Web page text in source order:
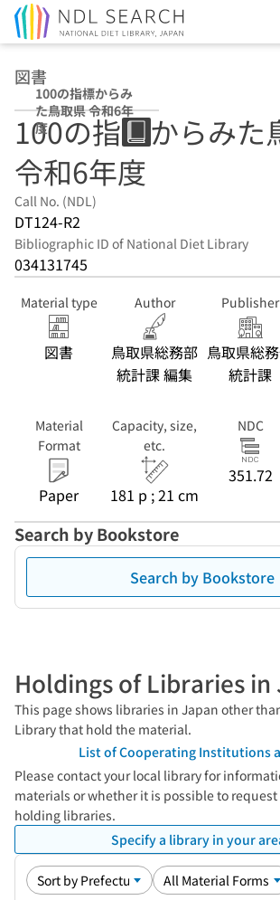
図書
100の指標からみ
た鳥取県 令和6年
度
100の指標からみた
令和6年度
Call No. (NDL)
DT124-R2
Bibliographic ID of National Diet Library
034131745
Material type
図書
Author
鳥取県総務部
統計課 編集
Publisher
鳥取県総
統計課
Material
Format
Paper
Capacity, size,
etc.
181 p ; 21 cm
NDC
351.72
Search by Bookstore
Search by Bookstore
Holdings of Libraries in
This page shows libraries in Japan other
Library that hold the material.
List of Cooperating Institutions
Please contact your local library for
materials or whether it is possible to
holding libraries.
Specify a library in your